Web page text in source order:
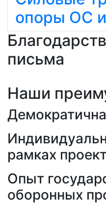
опоры ОС
письма
Наши
рамках
Опыт
оборонных